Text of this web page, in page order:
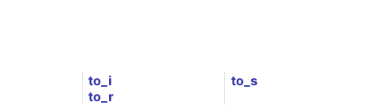
to_i
to_r
to_s